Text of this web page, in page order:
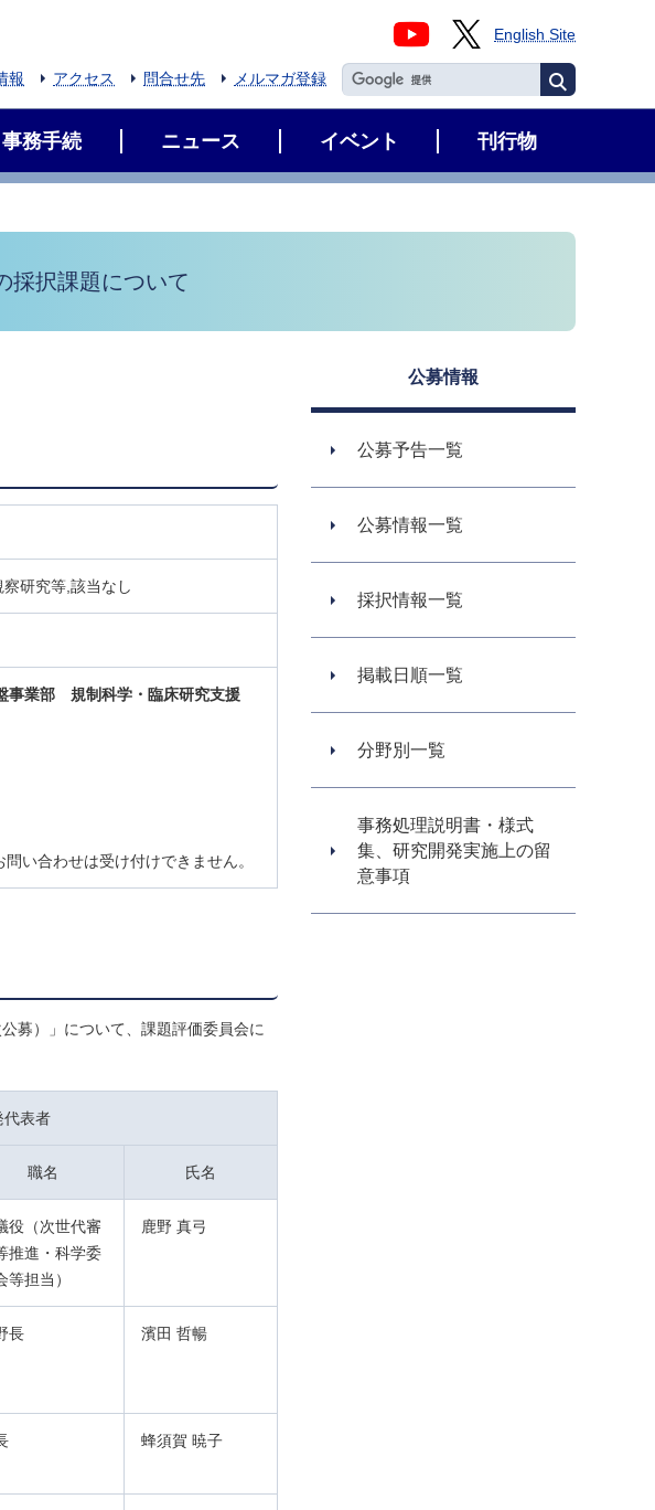
English Site
報 アクセス 問合せ先 メルマガ登録
事務手続 ニュース イベント 刊行物
採択課題について
研究等,該当なし
事業部 規制科学・臨床研究支援
い合わせは受け付けできません。
募）」について、課題評価委員会に
代表者
職名 氏名
役（次世代審
推進・科学委
等担当）
鹿野 真弓
長 濱田 哲暢
蜂須賀 暁子
公募情報
公募予告一覧
公募情報一覧
採択情報一覧
掲載日順一覧
分野別一覧
事務処理説明書・様式
集、研究開発実施上の留
意事項